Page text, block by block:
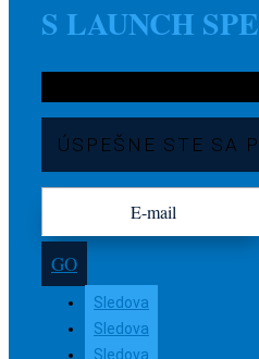
S LAUNCH
ÚSPEŠNE STE SA
GO
Sledova
Sledova
Sledova